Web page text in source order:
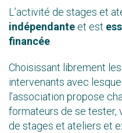
L’activité de stages et
indépendante et est
financée
Choisissant librement
intervenants avec
l’association propose
formateurs de se tester,
de stages et ateliers et